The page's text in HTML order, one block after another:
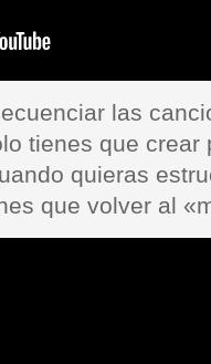
las
tienes que crear
quieras
que volver al